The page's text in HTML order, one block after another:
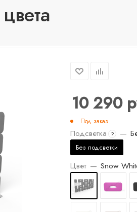
10 290
Под заказ
Подсветка ? —
Без подсветки
Цвет — Snow